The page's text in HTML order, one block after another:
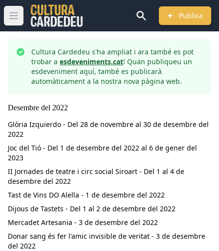
Obrir menú principal Publica
Cultura Cardedeu s'ha ampliat i ara també es pot
trobar a esdeveniments.cat! Quan publiqueu un
esdeveniment aquí, també es publicarà
automàticament a la nostra nova pàgina web.
Desembre del 2022
Glòria Izquierdo - Del 28 de novembre al 30 de desembre del
2022
Joc del Tió - Del 1 de desembre del 2022 al 6 de gener del
2023
II Jornades de teatre i circ social Siroart - Del 1 al 4 de
desembre del 2022
Tast de Vins DO Alella - 1 de desembre del 2022
Dijous de Tastets - Del 1 al 2 de desembre del 2022
Mercadet Artesania - 3 de desembre del 2022
Donar sang és fer l'amic invisible de veritat - 3 de desembre
del 2022